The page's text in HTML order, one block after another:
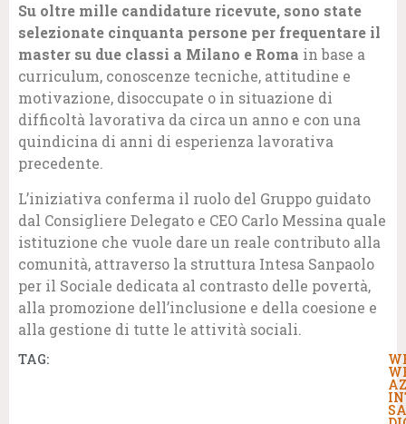
Su oltre mille candidature ricevute, sono state
selezionate cinquanta persone per frequentare il
master su due classi a Milano e Roma in base a
curriculum, conoscenze tecniche, attitudine e
motivazione, disoccupate o in situazione di
difficoltà lavorativa da circa un anno e con una
quindicina di anni di esperienza lavorativa
precedente.
L’iniziativa conferma il ruolo del Gruppo guidato
dal Consigliere Delegato e CEO Carlo Messina quale
istituzione che vuole dare un reale contributo alla
comunità, attraverso la struttura Intesa Sanpaolo
per il Sociale dedicata al contrasto delle povertà,
alla promozione dell’inclusione e della coesione e
alla gestione di tutte le attività sociali.
TAG: